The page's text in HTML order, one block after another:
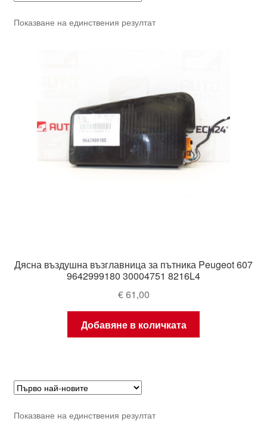
Показване на единствения резултат
Дясна въздушна възглавница за пътника Peugeot 607
9642999180 30004751 8216L4
€61,00
Добавяне в количката
Показване на единствения резултат